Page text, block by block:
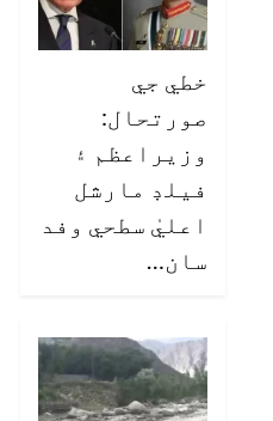
خطي جي
صورتحال:
وزيراعظم ۽
فيلڊ مارشل
اعليٰ سطحي وفد
سان…